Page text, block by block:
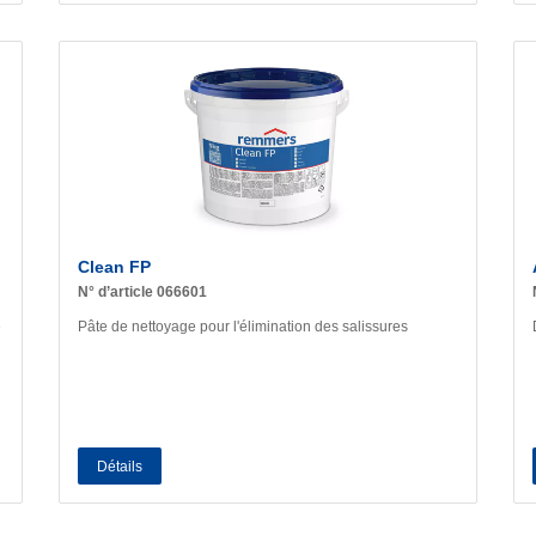
Clean FP
N° d’article 066601
Pâte de nettoyage pour l'élimination des salissures
Détails